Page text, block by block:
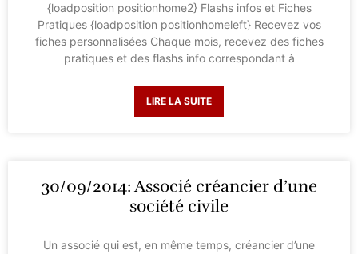
{loadposition positionhome2} Flashs infos et Fiches
Pratiques {loadposition positionhomeleft} Recevez vos
fiches personnalisées Chaque mois, recevez des fiches
pratiques et des flashs info correspondant à
LIRE LA SUITE
30/09/2014: Associé créancier d’une
société civile
Un associé qui est, en même temps, créancier d’une